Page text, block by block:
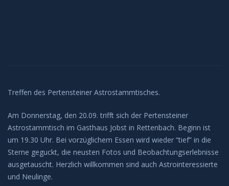
Treffen des Pertensteiner Astrostammtisches.
Am Donnerstag, den 20.09. trifft sich der Pertensteiner
Astrostammtisch im Gasthaus Jobst in Rettenbach. Beginn ist
um 19.30 Uhr. Bei vorzüglichem Essen wird wieder “tief” in die
Sterne geguckt, die neusten Fotos und Beobachtungserlebnisse
ausgetauscht. Herzlich willkommen sind auch Astrointeressierte
und Neulinge.